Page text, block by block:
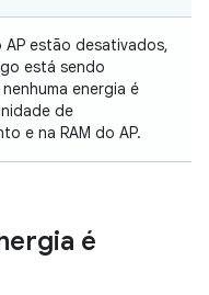
AP estão desativados,
está sendo
energia é
de
e na RAM do AP.
é